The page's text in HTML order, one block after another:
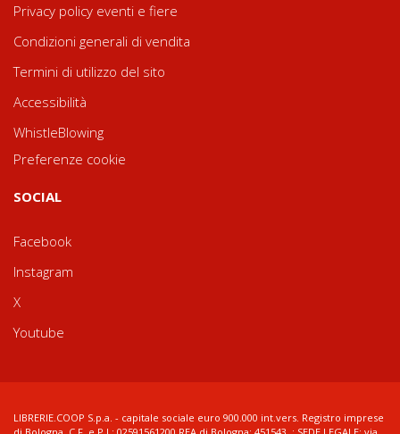
Privacy policy eventi e fiere
Condizioni generali di vendita
Termini di utilizzo del sito
Accessibilità
WhistleBlowing
Preferenze cookie
SOCIAL
Facebook
Instagram
X
Youtube
LIBRERIE.COOP S.p.a. - capitale sociale euro 900.000 int.vers. Registro imprese